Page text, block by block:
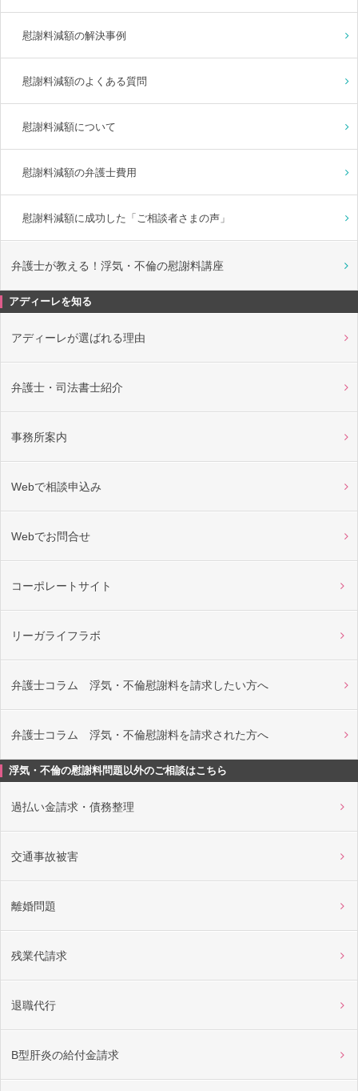
慰謝料減額の解決事例
慰謝料減額のよくある質問
慰謝料減額について
慰謝料減額の弁護士費用
慰謝料減額に成功した「ご相談者さまの声」
弁護士が教える！浮気・不倫の慰謝料講座
アディーレを知る
アディーレが選ばれる理由
弁護士・司法書士紹介
事務所案内
Webで相談申込み
Webでお問合せ
コーポレートサイト
リーガライフラボ
弁護士コラム 浮気・不倫慰謝料を請求したい方へ
弁護士コラム 浮気・不倫慰謝料を請求された方へ
浮気・不倫の慰謝料問題以外のご相談はこちら
過払い金請求・債務整理
交通事故被害
離婚問題
残業代請求
退職代行
B型肝炎の給付金請求